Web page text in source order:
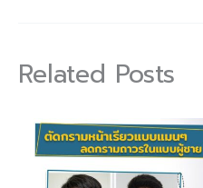
Related Posts